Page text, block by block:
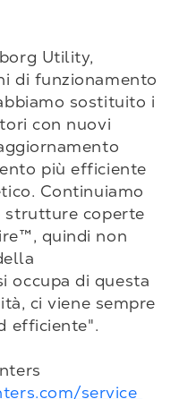
Utility,
di funzionamento
sostituito i
con nuovi
più efficiente
Continuiamo
strutture coperte
quindi non
occupa di questa
ci viene sempre
efficiente".
service